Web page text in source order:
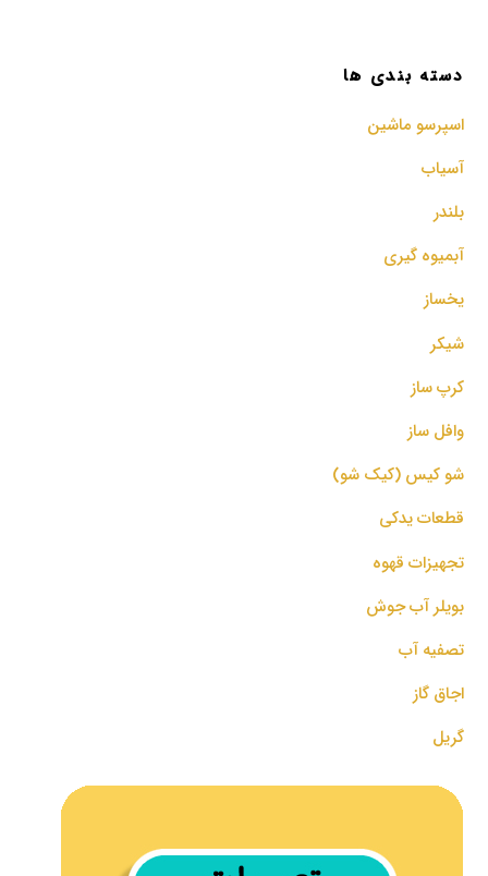
دسته بندی ها
اسپرسو‌ ماشین
آسیاب
بلندر
آبمیوه گیری
یخساز
شیکر
کرپ ساز
وافل ساز
شو کیس (کیک شو)
قطعات یدکی
تجهیزات قهوه
بویلر آب جوش
تصفیه آب
اجاق گاز
گریل